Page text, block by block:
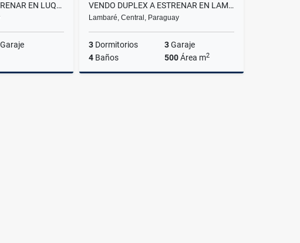
VENDO DUPLEX A ESTRENAR EN LUQUE ZONA LOMA MERLO
Garaje
VENDO DUPLEX A ESTRENAR EN LAMBARE
Lambaré, Central, Paraguay
3Dormitorios 3Garaje
4Baños 500Área m2